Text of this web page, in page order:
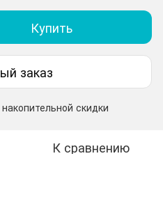
Купить
заказ
скидки
К сравнению